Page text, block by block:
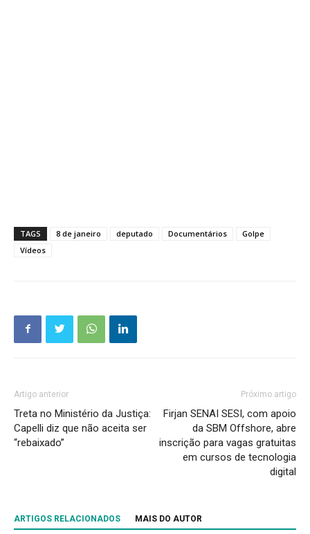
TAGS 8 de janeiro deputado Documentários
Golpe
Vídeos
Artigo anterior
Treta no Ministério da Justiça:
Capelli diz que não aceita ser
“rebaixado”
Próximo artigo
Firjan SENAI SESI, com apoio
da SBM Offshore, abre
inscrição para vagas gratuitas
em cursos de tecnologia
digital
ARTIGOS RELACIONADOS MAIS DO AUTOR